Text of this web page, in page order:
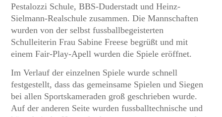
Pestalozzi Schule, BBS-Duderstadt und Heinz-
Sielmann-Realschule zusammen. Die Mannschaften
wurden von der selbst fussballbegeisterten
Schulleiterin Frau Sabine Freese begrüßt und mit
einem Fair-Play-Apell wurden die Spiele eröffnet.
Im Verlauf der einzelnen Spiele wurde schnell
festgestellt, dass das gemeinsame Spielen und Siegen
bei allen Sportskameraden groß geschrieben wurde.
Auf der anderen Seite wurden fussballtechnische und